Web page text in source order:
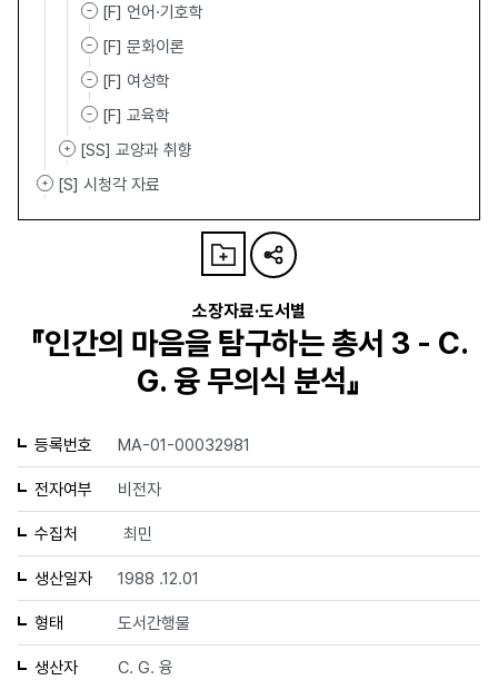
[F] 언어·기호학
[F] 문화이론
[F] 여성학
[F] 교육학
[SS] 교양과 취향
[S] 시청각 자료
소장자료·도서별
『인간의 마음을 탐구하는 총서 3 - C.
G. 융 무의식 분석』
등록번호 MA-01-00032981
전자여부 비전자
수집처 최민
생산일자 1988 .12.01
형태 도서간행물
생산자 C. G. 융